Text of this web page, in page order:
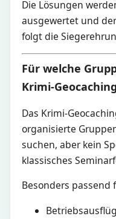
Die Lösungen
ausgewertet und
folgt die
Für welche
Krimi-
Das Krimi-
organisierte
suchen, aber kein
klassisches
Besonders passend